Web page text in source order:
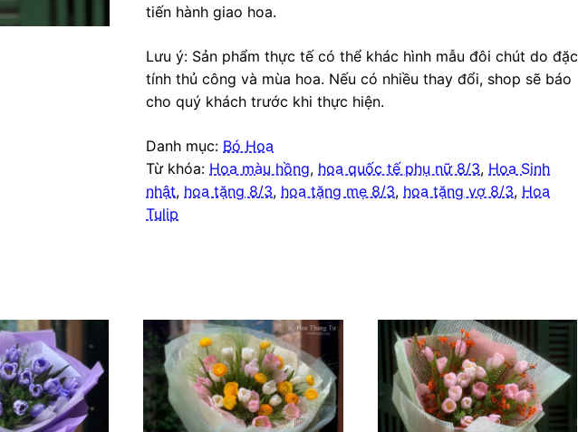
tiến hành giao hoa.
Lưu ý: Sản phẩm thực tế có thể khác hình mẫu đôi chút do đặc
tính thủ công và mùa hoa. Nếu có nhiều thay đổi, shop sẽ báo
cho quý khách trước khi thực hiện.
Danh mục: Bó Hoa
Từ khóa: Hoa màu hồng, hoa quốc tế phụ nữ 8/3, Hoa Sinh
nhật, hoa tặng 8/3, hoa tặng mẹ 8/3, hoa tặng vợ 8/3, Hoa
Tulip